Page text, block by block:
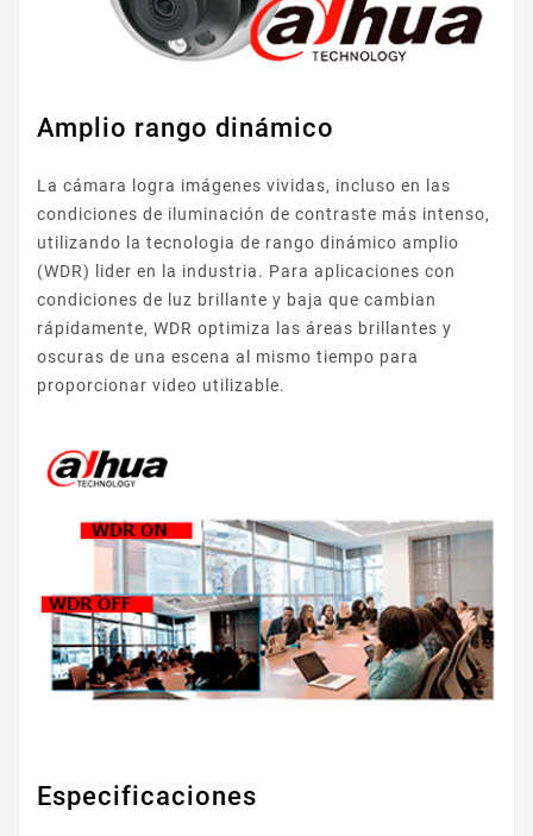
Amplio rango dinámico
La cámara logra imágenes vividas, incluso en las
condiciones de iluminación de contraste más intenso,
utilizando la tecnologia de rango dinámico amplio
(WDR) lider en la industria. Para aplicaciones con
condiciones de luz brillante y baja que cambian
rápidamente, WDR optimiza las áreas brillantes y
oscuras de una escena al mismo tiempo para
proporcionar video utilizable.
Especificaciones